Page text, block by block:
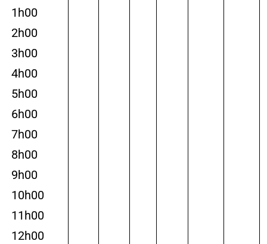
1h00
2h00
3h00
4h00
5h00
6h00
7h00
8h00
9h00
10h00
11h00
12h00